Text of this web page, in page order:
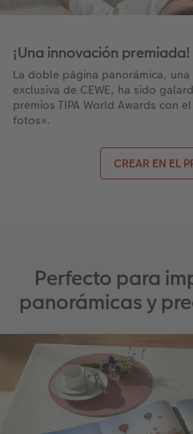
¡Una innovación premiada!
La doble página panorámica,
exclusiva de CEWE, ha sido
premios TIPA World Awards con
fotos».
CREAR EN EL
Perfecto para
panorámicas y